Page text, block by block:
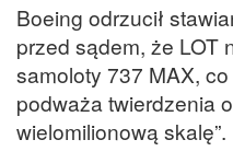
Boeing odrzucił
przed sądem, że LOT
samoloty 737 MAX,
podważa twierdzenia
wielomilionową skalę”.